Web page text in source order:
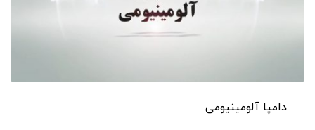
دامپا آلومینیومی